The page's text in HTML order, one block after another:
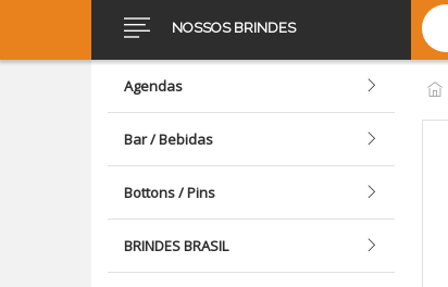
NOSSOS BRINDES
Agendas
Bar / Bebidas
Bottons / Pins
BRINDES BRASIL